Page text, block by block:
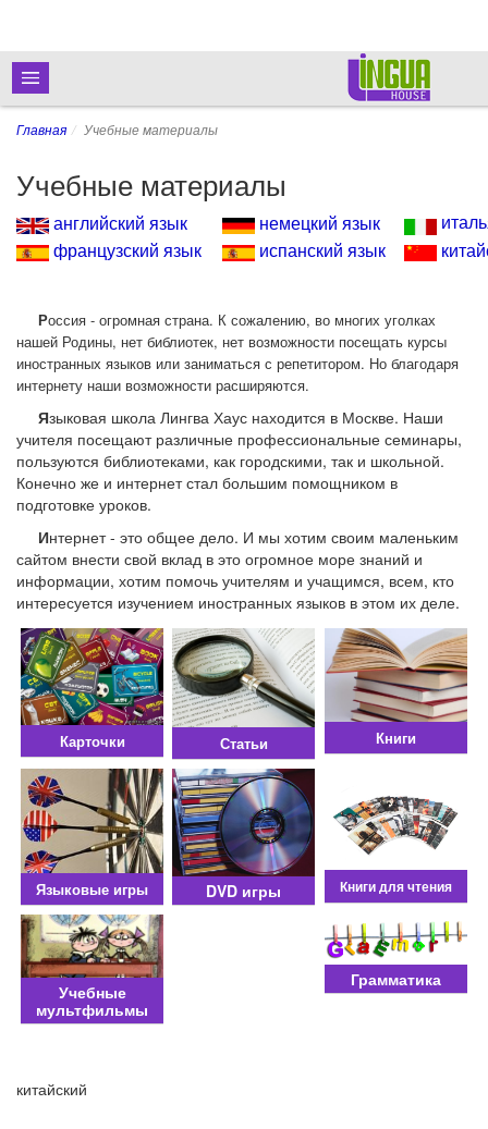
Главная Учебные материалы
Учебные материалы
английский язык немецкий язык
французский язык
испанский язык
Россия - огромная страна. К сожалению, во многих уголках
нашей Родины, нет библиотек, нет возможности посещать курсы
иностранных языков или заниматься с репетитором. Но благодаря
интернету наши возможности расширяются.
Языковая школа Лингва Хаус находится в Москве. Наши
учителя посещают различные профессиональные семинары,
пользуются библиотеками, как городскими, так и школьной.
Конечно же и интернет стал большим помощником в
подготовке уроков.
Интернет - это общее дело. И мы хотим своим маленьким
сайтом внести свой вклад в это огромное море знаний и
информации, хотим помочь учителям и учащимся, всем, кто
интересуется изучением иностранных языков в этом их деле.
Карточки Статьи Книги
Языковые игры DVD игры Книги для чтения
Учебные
мультфильмы
Грамматика
китайский